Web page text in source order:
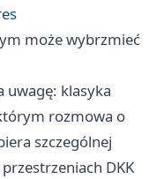
może wybrzmieć
uwagę: klasyka
rozmowa o
szczególnej
DKK